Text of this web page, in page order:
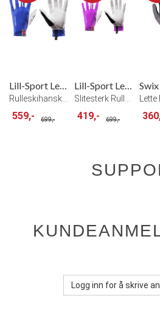
Lill-Sport Legend Roller Hanske Blå
559,- 699,-
Lill-Sport Legend Roller Hanske Rosa
419,- 699,-
Logg inn for å skrive